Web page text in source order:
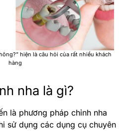
hiện là câu hỏi của rất nhiều khách
hàng
nha là gì?
là phương pháp chỉnh nha
sử dụng các dụng cụ chuyên